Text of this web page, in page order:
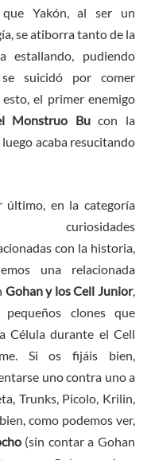
Yakón, al ser un
se atiborra tanto de la
estallando, pudiendo
suicidó por comer
el primer enemigo
Monstruo Bucon la
acaba resucitando
último, en la categoría
curiosidades
con la historia,
una relacionada
Gohan y los Cell Junior,
pequeños clones que
Célula durante el Cell
Si os fijáis bien,
uno contra uno a
Trunks, Picolo, Krilin,
como podemos ver,
(sin contar a Gohan